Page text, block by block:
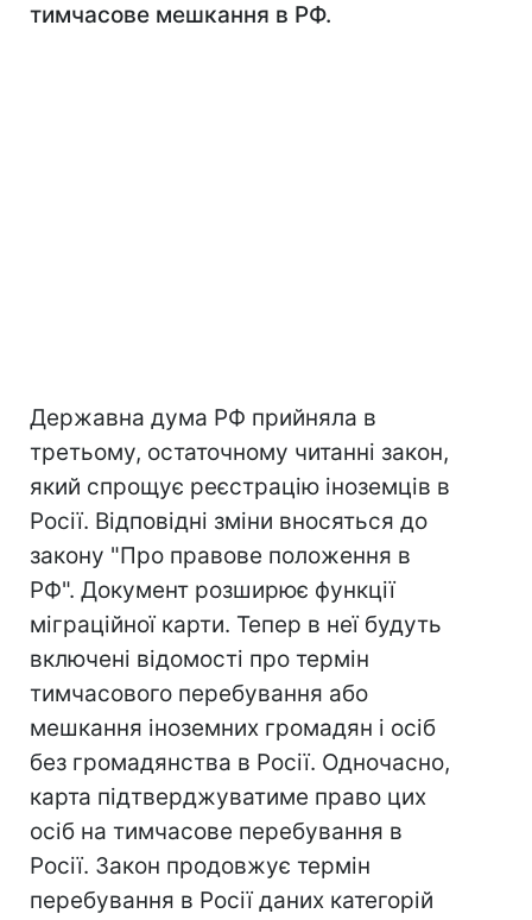
тимчасове мешкання в РФ.
Державна дума РФ прийняла в
третьому, остаточному читанні закон,
який спрощує реєстрацію іноземців в
Росії. Відповідні зміни вносяться до
закону "Про правове положення в
РФ". Документ розширює функції
міграційної карти. Тепер в неї будуть
включені відомості про термін
тимчасового перебування або
мешкання іноземних громадян і осіб
без громадянства в Росії. Одночасно,
карта підтверджуватиме право цих
осіб на тимчасове перебування в
Росії. Закон продовжує термін
перебування в Росії даних категорій